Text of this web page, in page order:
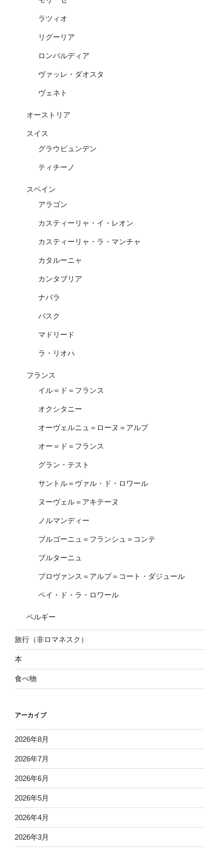
ラツィオ
リグーリア
ロンバルディア
ヴァッレ・ダオスタ
ヴェネト
オーストリア
スイス
グラウビュンデン
ティチーノ
スペイン
アラゴン
カスティーリャ・イ・レオン
カスティーリャ・ラ・マンチャ
カタルーニャ
カンタブリア
ナバラ
バスク
マドリード
ラ・リオハ
フランス
イル＝ド＝フランス
オクシタニー
オーヴェルニュ＝ローヌ＝アルプ
オー＝ド＝フランス
グラン・テスト
サントル＝ヴァル・ド・ロワール
ヌーヴェル＝アキテーヌ
ノルマンディー
ブルゴーニュ＝フランシュ＝コンテ
ブルターニュ
プロヴァンス＝アルプ＝コート・ダジュール
ペイ・ド・ラ・ロワール
ベルギー
旅行（非ロマネスク）
本
食べ物
アーカイブ
2026年8月
2026年7月
2026年6月
2026年5月
2026年4月
2026年3月